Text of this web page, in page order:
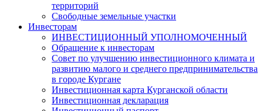
территорий
Свободные земельные участки
Инвесторам
ИНВЕСТИЦИОННЫЙ УПОЛНОМОЧЕННЫЙ
Обращение к инвесторам
Совет по улучшению инвестиционного климата и
развитию малого и среднего предпринимательства
в городе Кургане
Инвестиционная карта Курганской области
Инвестиционная декларация